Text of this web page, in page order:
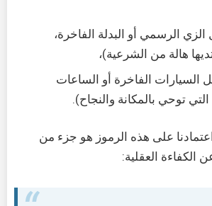
الزي الرسمي أو البدلة الفاخرة،
هالة من الشرعية)،
السيارات الفاخرة أو الساعات
توحي بالمكانة والنجاح).
على هذه الرموز هو جزء من
الكفاءة العقلية: